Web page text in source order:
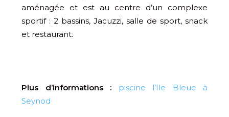
aménagée et est au centre d’un complexe
sportif : 2 bassins, Jacuzzi, salle de sport, snack
et restaurant.
Plus d’informations :
piscine l’Ile Bleue à
Seynod